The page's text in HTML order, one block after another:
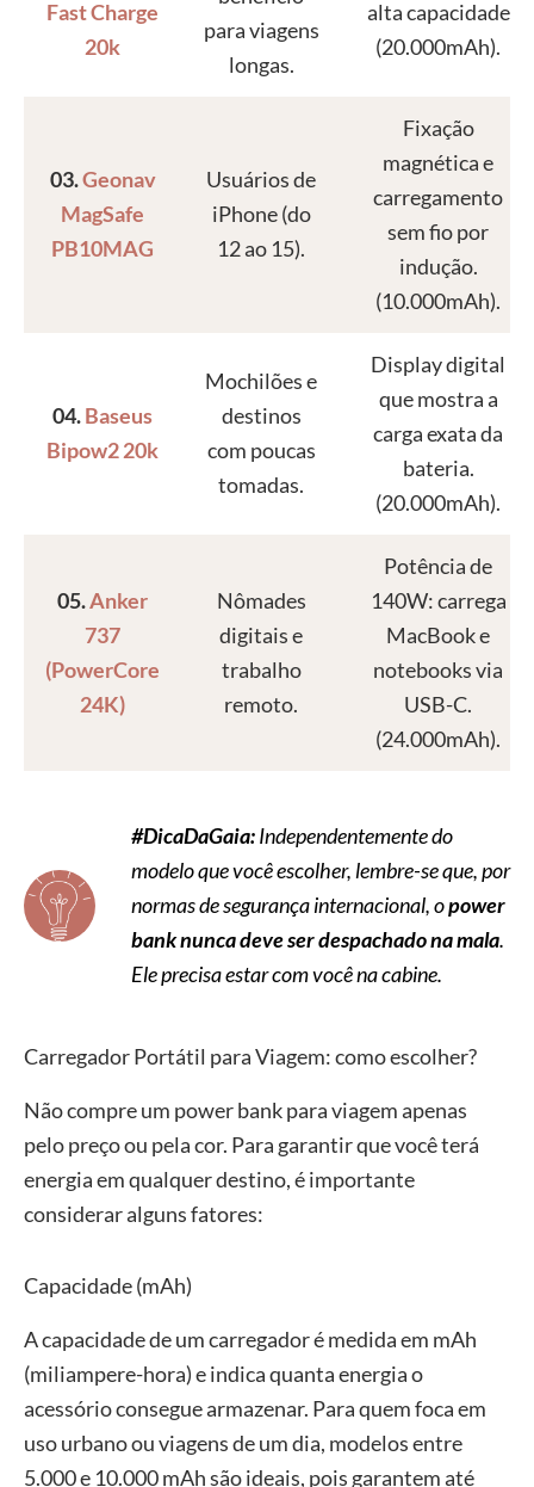
Fast Charge
20k
para viagens
longas.
alta capacidade
(20.000mAh).
03.Geonav
MagSafe
PB10MAG
Usuários de
iPhone (do
12 ao 15).
Fixação
magnética e
carregamento
sem fio por
indução.
(10.000mAh).
04.Baseus
Bipow2 20k
Mochilões e
destinos
com poucas
tomadas.
Display digital
que mostra a
carga exata da
bateria.
(20.000mAh).
05.Anker
737
(PowerCore
24K)
Nômades
digitais e
trabalho
remoto.
Potência de
140W: carrega
MacBook e
notebooks via
USB-C.
(24.000mAh).
#DicaDaGaia:Independentemente do
modelo que você escolher, lembre-se que, por
normas de segurança internacional, opower
bank nunca deve ser despachado na mala.
Ele precisa estar com você na cabine.
Carregador Portátil para Viagem: como escolher?
Não compre um power bank para viagem apenas
pelo preço ou pela cor. Para garantir que você terá
energia em qualquer destino, é importante
considerar alguns fatores:
Capacidade (mAh)
A capacidade de um carregador é medida em mAh
(miliampere-hora) e indica quanta energia o
acessório consegue armazenar. Para quem foca em
uso urbano ou viagens de um dia, modelos entre
5.000 e 10.000 mAh são ideais, pois garantem até